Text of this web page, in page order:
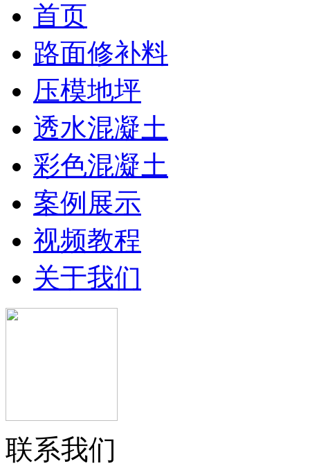
首页
路面修补料
压模地坪
透水混凝土
彩色混凝土
案例展示
视频教程
关于我们
联系我们